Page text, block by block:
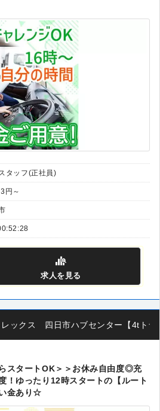
タッフ(正社員)
円～
求人を見る
ックス 四日市ハブセンター【4tトラ
スタートOK＞＞お休み自由度◎充
！ゆったり12時スタートの【ルート
金あり☆